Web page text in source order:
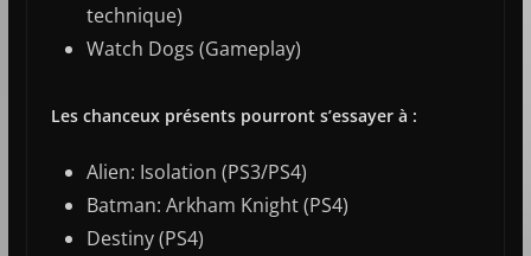
technique)
Watch Dogs (Gameplay)
Les chanceux présents pourront s’essayer à :
Alien: Isolation (PS3/PS4)
Batman: Arkham Knight (PS4)
Destiny (PS4)